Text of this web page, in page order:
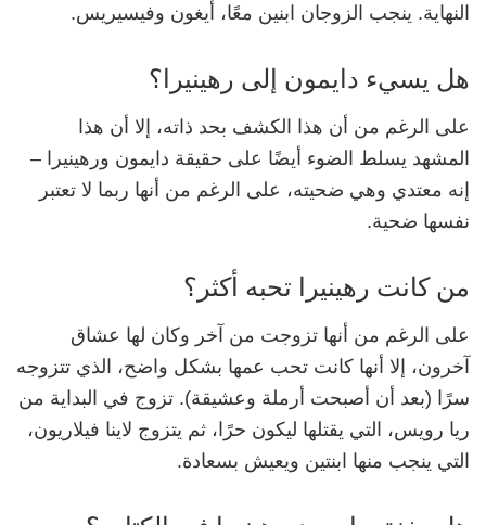
النهاية. ينجب الزوجان ابنين معًا، أيغون وفيسيريس.
هل يسيء دايمون إلى رهينيرا؟
على الرغم من أن هذا الكشف بحد ذاته، إلا أن هذا
المشهد يسلط الضوء أيضًا على حقيقة دايمون ورهينيرا –
إنه معتدي وهي ضحيته، على الرغم من أنها ربما لا تعتبر
نفسها ضحية.
من كانت رهينيرا تحبه أكثر؟
على الرغم من أنها تزوجت من آخر وكان لها عشاق
آخرون، إلا أنها كانت تحب عمها بشكل واضح، الذي تتزوجه
سرًا (بعد أن أصبحت أرملة وعشيقة). تزوج في البداية من
ريا رويس، التي يقتلها ليكون حرًا، ثم يتزوج لاينا فيلاريون،
التي ينجب منها ابنتين ويعيش بسعادة.